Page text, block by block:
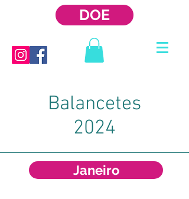
DOE
Balancetes
2024
Janeiro